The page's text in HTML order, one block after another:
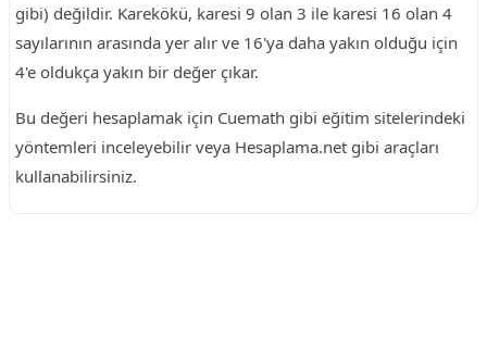
gibi) değildir. Karekökü, karesi 9 olan 3 ile karesi 16 olan 4
sayılarının arasında yer alır ve 16'ya daha yakın olduğu için
4'e oldukça yakın bir değer çıkar.
Bu değeri hesaplamak için Cuemath gibi eğitim sitelerindeki
yöntemleri inceleyebilir veya Hesaplama.net gibi araçları
kullanabilirsiniz.